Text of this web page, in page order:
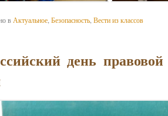
в Актуальное Безопасность Вести из классов
день